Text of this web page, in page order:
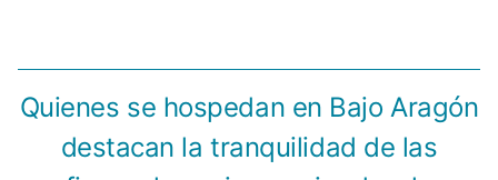
Quienes se hospedan en Bajo Aragón
destacan la tranquilidad de las